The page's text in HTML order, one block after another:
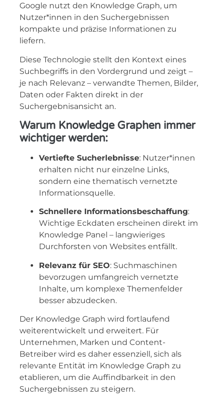
Google nutzt den Knowledge Graph, um
Nutzer*innen in den Suchergebnissen
kompakte und präzise Informationen zu
liefern.
Diese Technologie stellt den Kontext eines
Suchbegriffs in den Vordergrund und zeigt –
je nach Relevanz – verwandte Themen, Bilder,
Daten oder Fakten direkt in der
Suchergebnisansicht an.
Warum Knowledge Graphen immer
wichtiger werden:
Vertiefte Sucherlebnisse: Nutzer*innen
erhalten nicht nur einzelne Links,
sondern eine thematisch vernetzte
Informationsquelle.
Schnellere Informationsbeschaffung:
Wichtige Eckdaten erscheinen direkt im
Knowledge Panel – langwieriges
Durchforsten von Websites entfällt.
Relevanz für SEO: Suchmaschinen
bevorzugen umfangreich vernetzte
Inhalte, um komplexe Themenfelder
besser abzudecken.
Der Knowledge Graph wird fortlaufend
weiterentwickelt und erweitert. Für
Unternehmen, Marken und Content-
Betreiber wird es daher essenziell, sich als
relevante Entität im Knowledge Graph zu
etablieren, um die Auffindbarkeit in den
Suchergebnissen zu steigern.